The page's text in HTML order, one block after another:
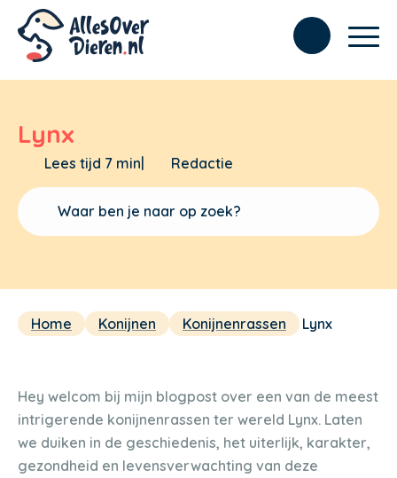
Lynx
Lees tijd 7 min| Redactie
Home Konijnen Konijnenrassen Lynx
Hey welcom bij mijn blogpost over een van de meest
intrigerende konijnenrassen ter wereld Lynx. Laten
we duiken in de geschiedenis, het uiterlijk, karakter,
gezondheid en levensverwachting van deze